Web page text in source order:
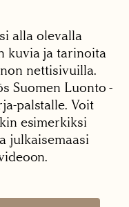
alla olevalla
kuvia ja tarinoita
nettisivuilla.
Suomen Luonto -
palstalle. Voit
esimerkiksi
julkaisemaasi